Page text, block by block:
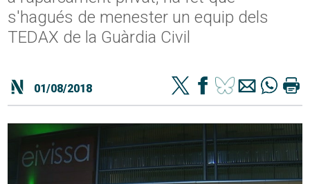
s'hagués de menester un equip dels
TEDAX de la Guàrdia Civil
01/08/2018